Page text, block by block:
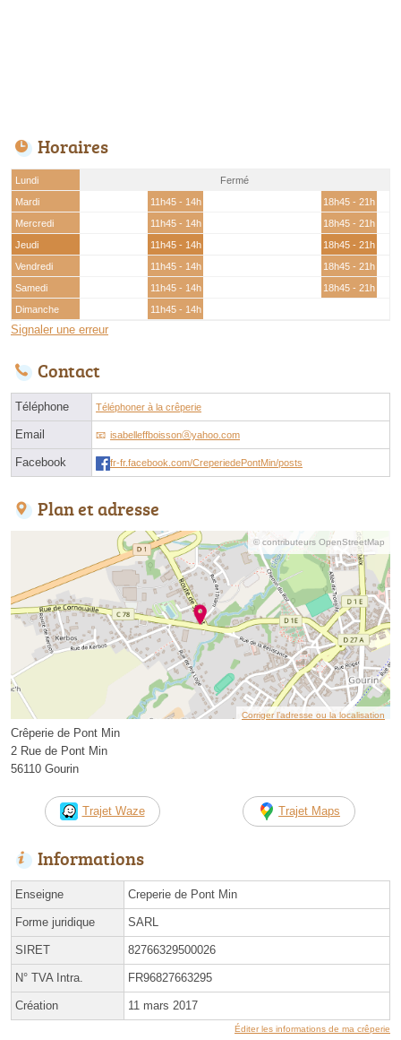
Horaires
Lundi
Fermé
Mardi
11h45 - 14h
18h45 - 21h
Mercredi
11h45 - 14h
18h45 - 21h
Jeudi
11h45 - 14h
18h45 - 21h
Vendredi
11h45 - 14h
18h45 - 21h
Samedi
11h45 - 14h
18h45 - 21h
Dimanche
11h45 - 14h
Signaler une erreur
Contact
Téléphone Téléphoner à la crêperie
Email isabelleffboissonⓐyahoo.com
Facebook fr-fr.facebook.com/CreperiedePontMin/posts
Plan et adresse
© contributeurs OpenStreetMap
Corriger l’adresse ou la localisation
Crêperie de Pont Min
2 Rue de Pont Min
56110 Gourin
Trajet Waze Trajet Maps
Informations
Enseigne Creperie de Pont Min
Forme juridique SARL
SIRET 82766329500026
N° TVA Intra. FR96827663295
Création 11 mars 2017
Éditer les informations de ma crêperie